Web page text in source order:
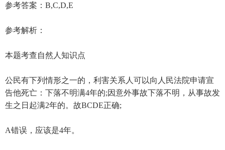
参考答案：B,C,D,E
参考解析：
本题考查自然人知识点
公民有下列情形之一的，利害关系人可以向人民法院申请宣
告他死亡：下落不明满4年的;因意外事故下落不明，从事故发
生之日起满2年的。故BCDE正确;
A错误，应该是4年。